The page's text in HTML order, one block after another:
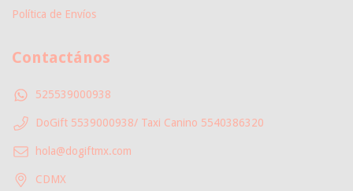
Política de Envíos
Contactános
525539000938
DoGift 5539000938/ Taxi Canino 5540386320
hola@dogiftmx.com
CDMX